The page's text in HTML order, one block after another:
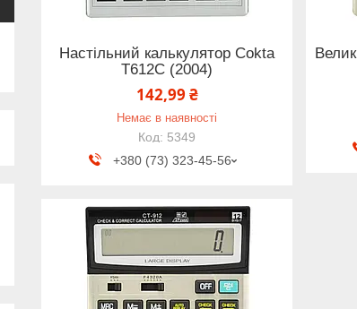
Настільний калькулятор Cokta
T612C (2004)
142,99 ₴
Немає в наявності
5349
+380 (73) 323-45-56